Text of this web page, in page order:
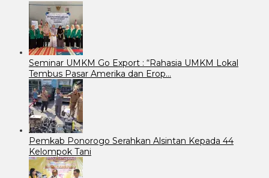
Seminar UMKM Go Export : “Rahasia UMKM Lokal
Tembus Pasar Amerika dan Erop…
Pemkab Ponorogo Serahkan Alsintan Kepada 44
Kelompok Tani